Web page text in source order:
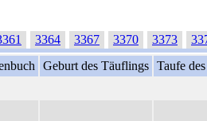
3364 3367 3370 3373
Geburt des Täuflings Taufe